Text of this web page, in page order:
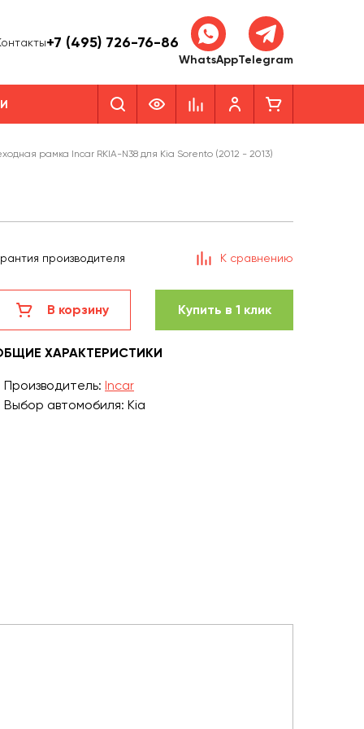
+7 (495) 726-76-86
WhatsAppTelegram
рамка Incar RKIA-N38 для Kia Sorento (2012 - 2013)
производителя К сравнению
В корзину Купить в 1 клик
ХАРАКТЕРИСТИКИ
Производитель: Incar
Выбор автомобиля: Kia